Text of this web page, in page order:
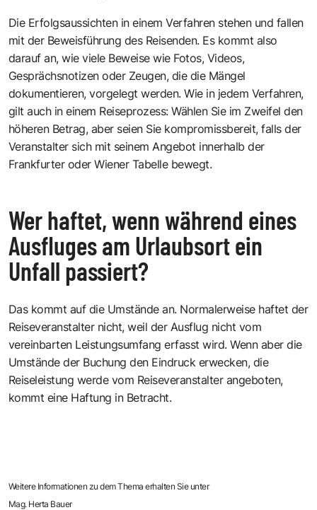
Die Erfolgsaussichten in einem Verfahren stehen und fallen
mit der Beweisführung des Reisenden. Es kommt also
darauf an, wie viele Beweise wie Fotos, Videos,
Gesprächsnotizen oder Zeugen, die die Mängel
dokumentieren, vorgelegt werden. Wie in jedem Verfahren,
gilt auch in einem Reiseprozess: Wählen Sie im Zweifel den
höheren Betrag, aber seien Sie kompromissbereit, falls der
Veranstalter sich mit seinem Angebot innerhalb der
Frankfurter oder Wiener Tabelle bewegt.
Wer haftet, wenn während eines
Ausfluges am Urlaubsort ein
Unfall passiert?
Das kommt auf die Umstände an. Normalerweise haftet der
Reiseveranstalter nicht, weil der Ausflug nicht vom
vereinbarten Leistungsumfang erfasst wird. Wenn aber die
Umstände der Buchung den Eindruck erwecken, die
Reiseleistung werde vom Reiseveranstalter angeboten,
kommt eine Haftung in Betracht.
Weitere Informationen zu dem Thema erhalten Sie unter
Mag. Herta Bauer